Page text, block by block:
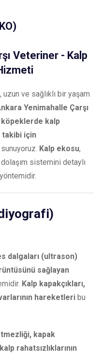
Veteriner - Kalp
, uzun ve sağlıklı bir yaşam
Yenimahalle Çarşı
köpeklerde kalp
takibi için
Kalp ekosu,
dolaşım sistemini detaylı
dalgaları (ultrason)
sağlayan
Kalp kapakçıkları,
hareketleribu
kapak
rahatsızlıklarının